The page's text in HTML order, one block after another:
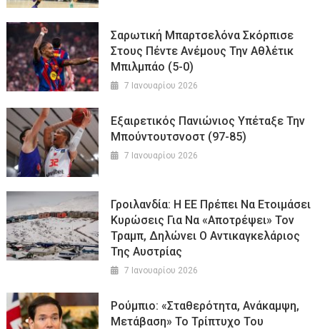
Σαρωτική Μπαρτσελόνα Σκόρπισε
Στους Πέντε Ανέμους Την Αθλέτικ
Μπιλμπάο (5-0)
7 Ιανουαρίου 2026
Εξαιρετικός Πανιώνιος Υπέταξε Την
Μπούντουτσνοστ (97-85)
7 Ιανουαρίου 2026
Γροιλανδία: Η ΕΕ Πρέπει Να Ετοιμάσει
Κυρώσεις Για Να «αποτρέψει» Τον
Τραμπ, Δηλώνει Ο Αντικαγκελάριος
Της Αυστρίας
7 Ιανουαρίου 2026
Ρούμπιο: «Σταθερότητα, Ανάκαμψη,
Μετάβαση» Το Τρίπτυχο Του